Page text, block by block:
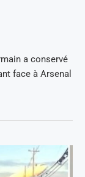
a conservé
face à Arsenal